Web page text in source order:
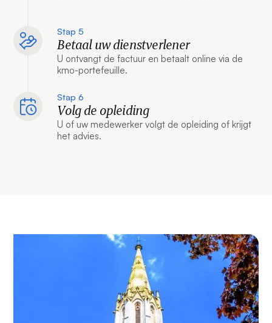
Stap 5
Betaal uw dienstverlener
U ontvangt de factuur en betaalt online via de
kmo-portefeuille.
Stap 6
Volg de opleiding
U of uw medewerker volgt de opleiding of krijgt
het advies.